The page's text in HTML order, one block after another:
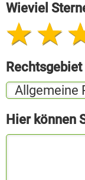
Wieviel
Rechtsgebiet
Hier können